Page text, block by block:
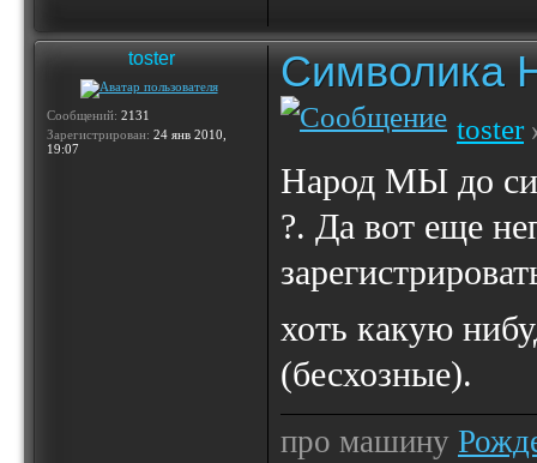
toster
Сообщений: 2131
Зарегистрирован: 24 янв 2010,
19:07
Символика
toster
Народ МЫ до
?. Да вот еще
хоть какую
(бесхозные).
про машину